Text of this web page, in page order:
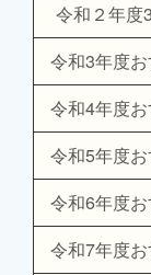
令和２年度
令和3年度
令和4年度
令和5年度
令和6年度
令和7年度